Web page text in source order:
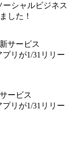
ーシャルビジネス
した！
ービス
プリが1/31リリー